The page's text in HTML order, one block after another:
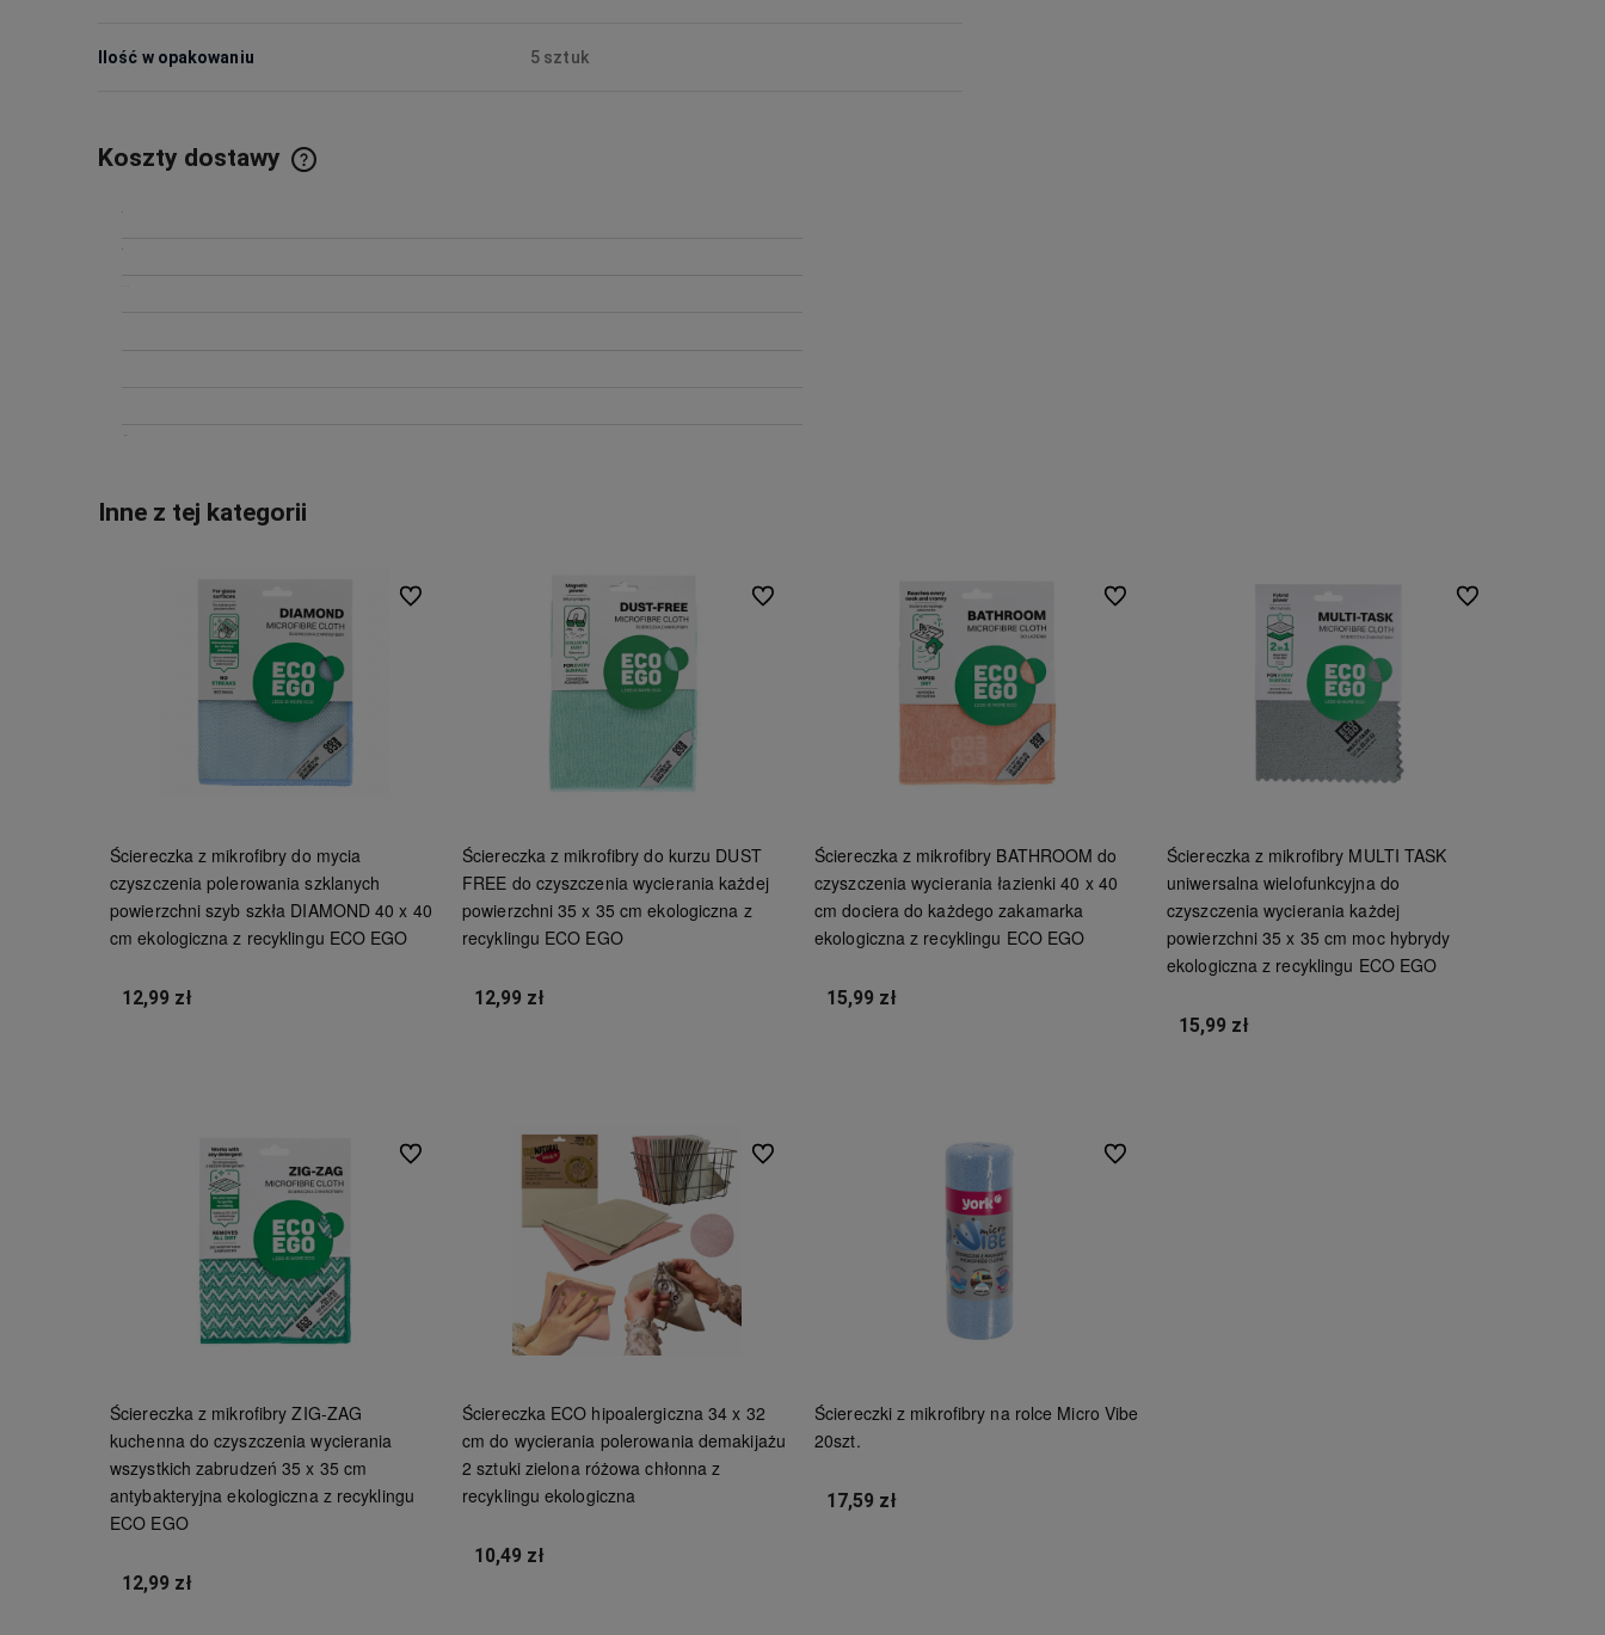
Ilość w opakowaniu 5 sztuk
Koszty dostawy
Inne z tej kategorii
Ściereczka z mikrofibry do mycia
czyszczenia polerowania szklanych
powierzchni szyb szkła DIAMOND 40 x 40
cm ekologiczna z recyklingu ECO EGO
12,99 zł
Do ulubionych
Ściereczka z mikrofibry do kurzu DUST
FREE do czyszczenia wycierania każdej
powierzchni 35 x 35 cm ekologiczna z
recyklingu ECO EGO
12,99 zł
Do ulubionych
Ściereczka z mikrofibry BATHROOM do
czyszczenia wycierania łazienki 40 x 40
cm dociera do każdego zakamarka
ekologiczna z recyklingu ECO EGO
15,99 zł
Do ulubionych
Ściereczka z mikrofibry MULTI TASK
uniwersalna wielofunkcyjna do
czyszczenia wycierania każdej
powierzchni 35 x 35 cm moc hybrydy
ekologiczna z recyklingu ECO EGO
15,99 zł
Do ulubionych
Ściereczka z mikrofibry ZIG-ZAG
kuchenna do czyszczenia wycierania
wszystkich zabrudzeń 35 x 35 cm
antybakteryjna ekologiczna z recyklingu
ECO EGO
12,99 zł
Do ulubionych
Ściereczka ECO hipoalergiczna 34 x 32
cm do wycierania polerowania demakijażu
2 sztuki zielona różowa chłonna z
recyklingu ekologiczna
10,49 zł
Do ulubionych
Ściereczki z mikrofibry na rolce Micro Vibe
20szt.
17,59 zł
Do ulubionych